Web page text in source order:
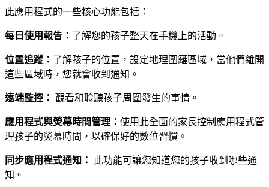
此應用程式的一些核心功能包括：
每日使用報告： 了解您的孩子整天在手機上的活動。
位置追蹤： 了解孩子的位置，設定地理圍籬區域，當他們離開
這些區域時，您就會收到通知。
遠端監控： 觀看和聆聽孩子周圍發生的事情。
應用程式與熒幕時間管理： 使用此全面的家長控制應用程式管
理孩子的熒幕時間，以確保好的數位習慣。
同步應用程式通知：
此功能可讓您知道您的孩子收到哪些通
知。